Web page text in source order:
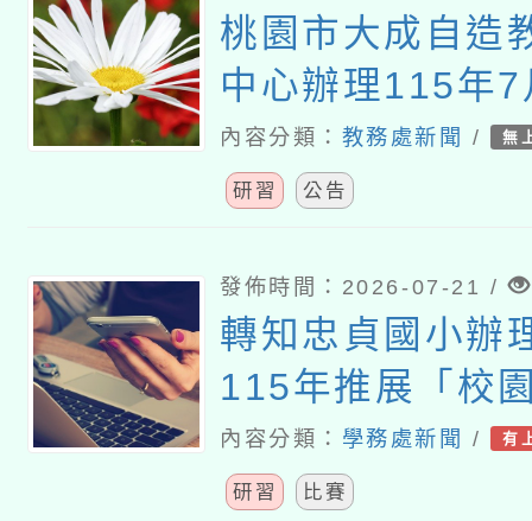
桃園市大成自造
中心辦理115年
習
內容分類： 教務處新聞 / 無
研習 公告
發佈時間：2026-07-21 /
轉知忠貞國小辦
115年推展「校
活」教 案徵選
內容分類： 學務處新聞 / 有
研習 比賽